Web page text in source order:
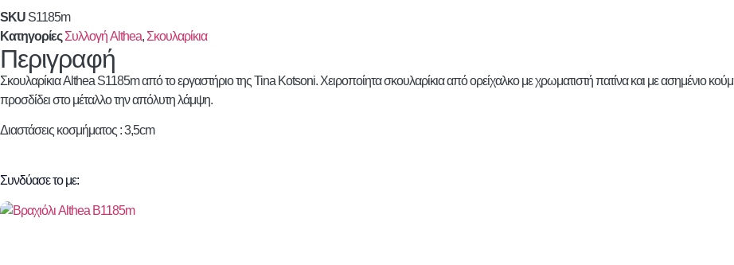
SKU S1185m
Κατηγορίες Συλλογή Althea, Σκουλαρίκια
Περιγραφή
ΣκουλαρίκιαAlthea S1185m από το εργαστήριο της Tina Kotsoni. Χειροποίητα σκουλαρίκια από ορείχαλκο με χρωματιστή πατίνα και με ασημένιο
προσδίδει στο μέταλλο την απόλυτη λάμψη.
Διαστάσεις κοσμήματος : 3,5cm
Συνδύασε το με: